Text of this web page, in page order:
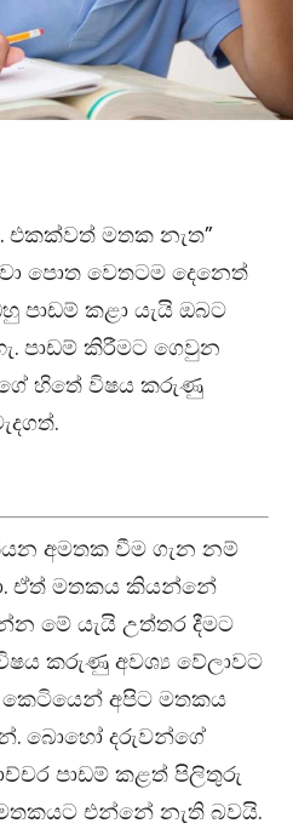
එකක්වත් මතක නැත”
පොත වෙතටම දෙනෙත්
පාඩම් කළා යැයි ඔබට
පාඩම් කිරීමට ගෙවුන
හිතේ විෂය කරුණු
අමතක වීම ගැන නම්
ඒත් මතකය කියන්නේ
මේ යැයි උත්තර දීමට
කරුණු අවශ්‍ය වේලාවට
අපිට මතකය
බොහෝ දරුවන්ගේ
පාඩම් කළත් පිලිතුරු
එන්නේ නැති බවයි.